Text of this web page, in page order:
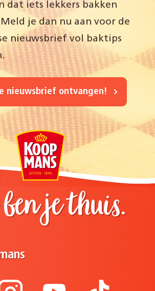
dat iets lekkers bakken
je dan nu aan voor de
nieuwsbrief vol baktips
nieuwsbrief ontvangen!
je thuis.